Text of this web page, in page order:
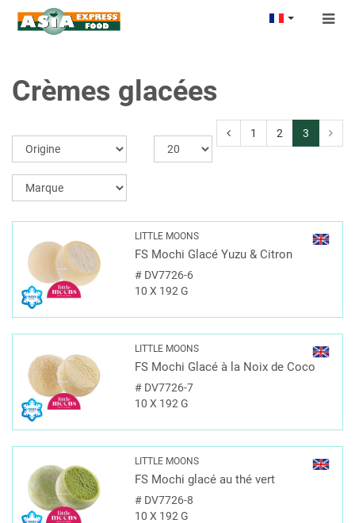
Crèmes glacées
1 2 3
LITTLE MOONS
FS Mochi Glacé Yuzu & Citron
#DV7726-6
10 X 192 G
LITTLE MOONS
FS Mochi Glacé à la Noix de Coco
#DV7726-7
10 X 192 G
LITTLE MOONS
FS Mochi glacé au thé vert
#DV7726-8
10 X 192 G